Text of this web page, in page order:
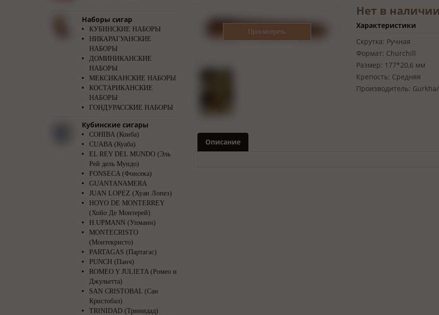
Наборы сигар
КУБИНСКИЕ НАБОРЫ
НИКАРАГУАНСКИЕ
НАБОРЫ
ДОМИНИКАНСКИЕ
НАБОРЫ
МЕКСИКАНСКИЕ НАБОРЫ
КОСТАРИКАНСКИЕ
НАБОРЫ
ГОНДУРАССКИЕ НАБОРЫ
Кубинские сигары
COHIBA (Коиба)
CUABA (Куаба)
EL REY DEL MUNDO (Эль
Рей дель Мундо)
FONSECA (Фонсека)
GUANTANAMERA
JUAN LOPEZ (Хуан Лопез)
HOYO DE MONTERREY
(Хойо Де Монтерей)
H.UPMANN (Упманн)
MONTECRISTO
(Монтекристо)
PARTAGAS (Партагас)
PUNCH (Панч)
ROMEO Y JULIETA (Ромео и
Джульетта)
SAN CRISTOBAL (Сан
Кристобал)
TRINIDAD (Тринидад)
Нет в
Характеристики
Скрутка: Ручная
Формат: Churchill
Размер: 177*20,6 мм
Крепость: Средняя
Производитель:
Описание